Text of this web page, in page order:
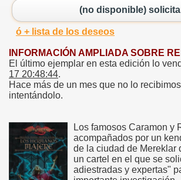
(no disponible)
ó + lista de los deseos
INFORMACIÓN AMPLIADA SOBRE
El último ejemplar en esta edición lo
17 20:48:44.
Hace más de un mes que no lo
intentándolo.
Los famosos Caramon y
acompañados por un
de la ciudad de Mereklar
un cartel en el que se
adiestradas y expertas"